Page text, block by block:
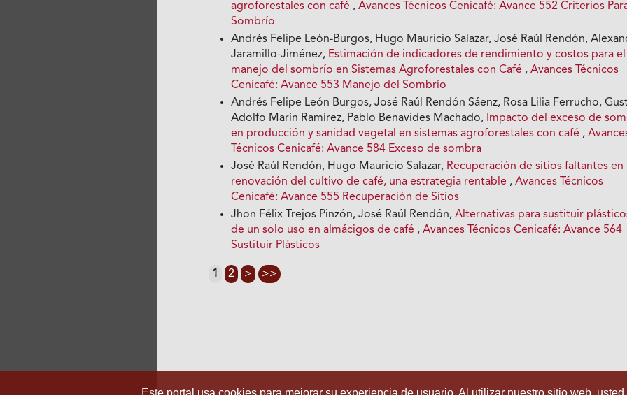
agroforestales con café ,Avances Técnicos Cenicafé: Avance 552 Criterios
Sombrío
Andrés Felipe León-Burgos, Hugo Mauricio Salazar, José Raúl Rendón,
Jaramillo-Jiménez, Estimación de indicadores de rendimiento y costos para el
manejo del sombrío en Sistemas Agroforestales con Café ,Avances Técnicos
Cenicafé: Avance 553 Manejo del Sombrío
Andrés Felipe León Burgos, José Raúl Rendón Sáenz, Rosa Lilia Ferrucho,
Adolfo Marín Ramírez, Pablo Benavides Machado, Impacto del exceso de
en producción y sanidad vegetal en sistemas agroforestales con café ,
Técnicos Cenicafé: Avance 584 Exceso de sombra
José Raúl Rendón, Hugo Mauricio Salazar, Recuperación de sitios faltantes en
renovación del cultivo de café, una estrategia rentable ,Avances Técnicos
Cenicafé: Avance 555 Recuperación de Sitios
Jhon Félix Trejos Pinzón, José Raúl Rendón,Alternativas para sustituir
de un solo uso en almácigos de café ,Avances Técnicos Cenicafé: Avance 564
Sustituir Plásticos
1 2 > >>
Este portal usa cookies para mejorar su experiencia de usuario. Al utilizar nuestro sitio web,